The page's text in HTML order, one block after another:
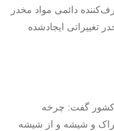
و ۸۰۸ هزار نفر مصرف‌کننده دائمی مواد مخدر
تغییراتی ایجادشده
کشور گفت: چرخه
و شیشه و از شیشه